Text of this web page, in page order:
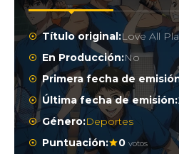
Título original:Love All
En Producción:No
Primera fecha de
Última fecha de emisión:
Género:Deportes
Puntuación:
0 votos